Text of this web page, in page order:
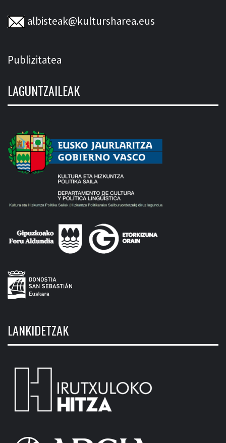
albisteak@kultursharea.eus
Publizitatea
LAGUNTZAILEAK
LANKIDETZAK